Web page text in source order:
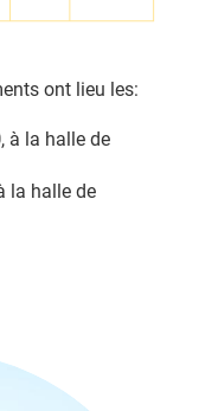
ont lieu les:
, à la halle de
la halle de